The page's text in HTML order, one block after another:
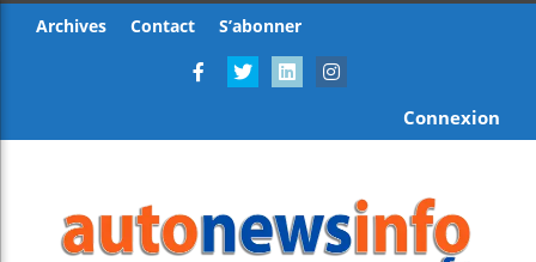
Archives Contact S’abonner
Connexion